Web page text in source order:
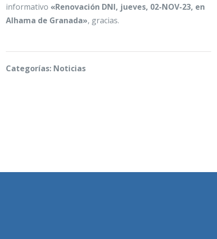
informativo «Renovación DNI, jueves, 02-NOV-23, en
Alhama de Granada», gracias.
Categorías: Noticias